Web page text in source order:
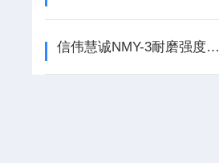
信伟慧诚NMY-3耐磨强度测定仪是测定活性炭耐磨强度的仪器